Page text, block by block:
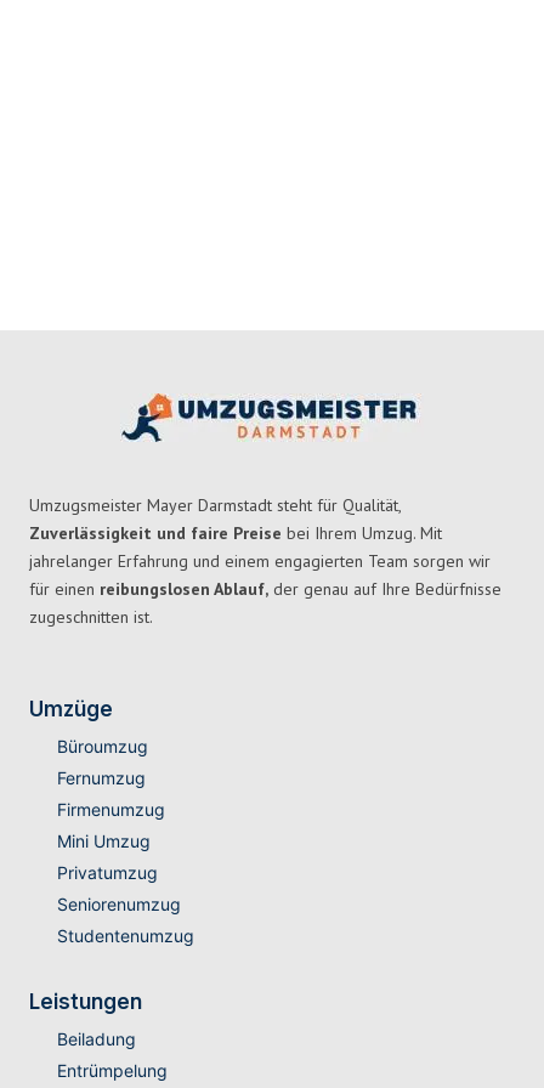
Umzugsmeister Mayer Darmstadt steht für Qualität,
Zuverlässigkeit und faire Preise bei Ihrem Umzug. Mit
jahrelanger Erfahrung und einem engagierten Team sorgen wir
für einen reibungslosen Ablauf, der genau auf Ihre Bedürfnisse
zugeschnitten ist.
Umzüge
Büroumzug
Fernumzug
Firmenumzug
Mini Umzug
Privatumzug
Seniorenumzug
Studentenumzug
Leistungen
Beiladung
Entrümpelung